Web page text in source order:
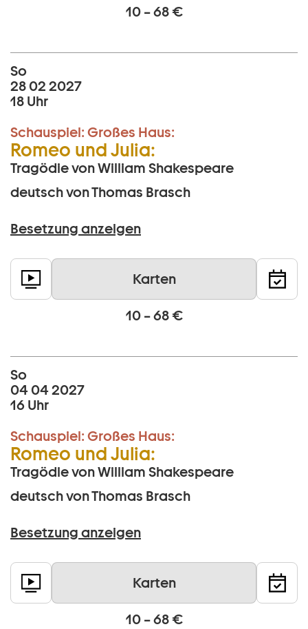
10 – 68 €
So
28 02 2027
18 Uhr
Schauspiel: Großes Haus:
Romeo und Julia:
Tragödie von William Shakespeare
deutsch von Thomas Brasch
Besetzung anzeigen
Karten
10 – 68 €
So
04 04 2027
16 Uhr
Schauspiel: Großes Haus:
Romeo und Julia:
Tragödie von William Shakespeare
deutsch von Thomas Brasch
Besetzung anzeigen
Karten
10 – 68 €